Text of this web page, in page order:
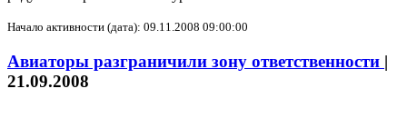
Начало активности (дата): 09.11.2008 09:00:00
Авиаторы разграничили зону ответственности |
21.09.2008